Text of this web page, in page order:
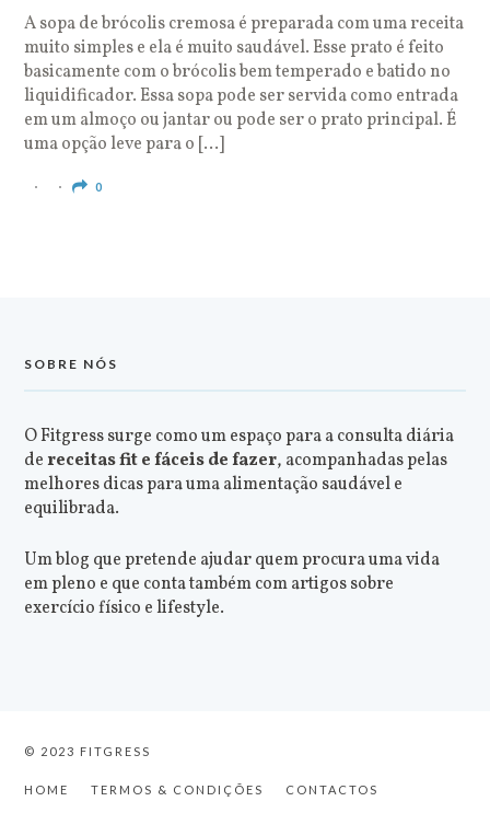
A sopa de brócolis cremosa é preparada com uma receita
muito simples e ela é muito saudável. Esse prato é feito
basicamente com o brócolis bem temperado e batido no
liquidificador. Essa sopa pode ser servida como entrada
em um almoço ou jantar ou pode ser o prato principal. É
uma opção leve para o […]
0
SOBRE NÓS
O Fitgress surge como um espaço para a consulta diária
dereceitas fit e fáceis de fazer, acompanhadas pelas
melhores dicas para uma alimentação saudável e
equilibrada.
Um blog que pretende ajudar quem procura uma vida
em pleno e que conta também com artigos sobre
exercício físico e lifestyle.
© 2023 FITGRESS
HOME TERMOS & CONDIÇÕES CONTACTOS